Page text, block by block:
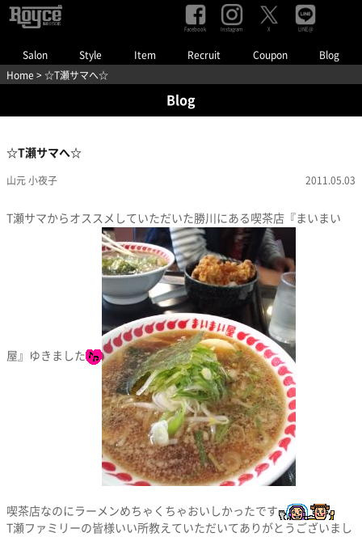
Salon Style Item Recruit Coupon Blog
Facebook Instagram X LINE@
Home > ☆T瀬サマへ☆
Blog
☆T瀬サマへ☆
山元 小夜子 2011.05.03
T瀬サマからオススメしていただいた勝川にある喫茶店『まいまい
屋』ゆきました
喫茶店なのにラーメンめちゃくちゃおいしかったです
T瀬ファミリーの皆様いい所教えていただいてありがとうございまし